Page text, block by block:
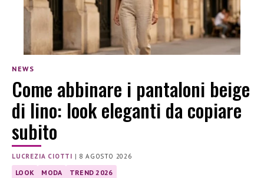
NEWS
Come abbinare i pantaloni beige
di lino: look eleganti da copiare
subito
LUCREZIA CIOTTI | 8 AGOSTO 2026
LOOK MODA TREND 2026